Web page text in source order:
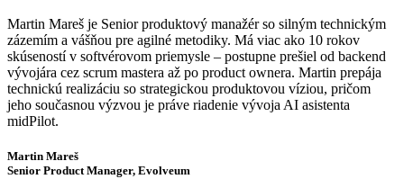
Martin Mareš je Senior produktový manažér so silným technickým
zázemím a vášňou pre agilné metodiky. Má viac ako 10 rokov
skúseností v softvérovom priemysle – postupne prešiel od backend
vývojára cez scrum mastera až po product ownera. Martin prepája
technickú realizáciu so strategickou produktovou víziou, pričom
jeho současnou výzvou je práve riadenie vývoja AI asistenta
midPilot.
Martin Mareš
Senior Product Manager, Evolveum